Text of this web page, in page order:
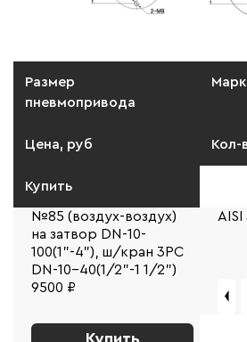
Размер
пневмопривода
Цена, руб Кол-
Купить
№85 (воздух-воздух)
на затвор DN-10-
100(1"-4"), ш/кран 3PC
DN-10-40(1/2"-1 1/2")
AISI
9500 ₽
Купить